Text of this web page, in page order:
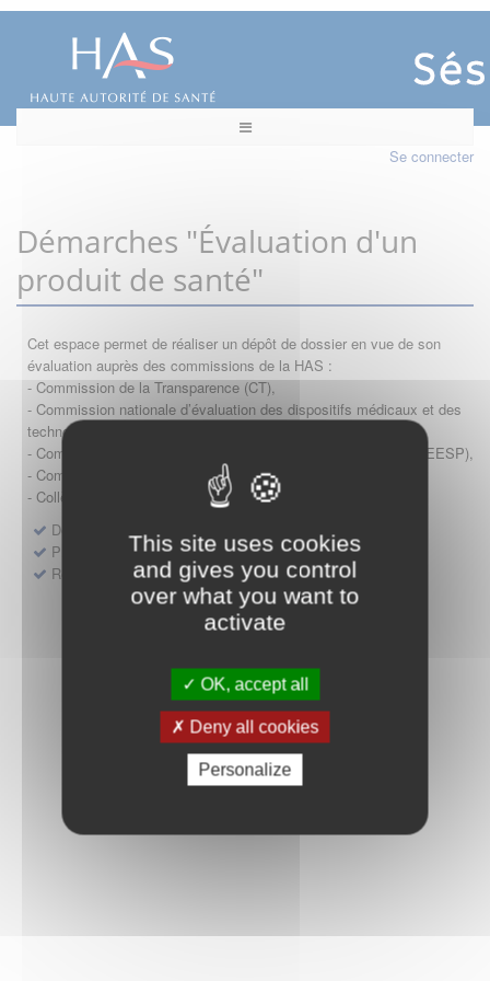
This site uses cookies
and gives you control
over what you want to
activate
OK, accept all
Deny all cookies
Personalize
Se connecter
Démarches "Évaluation d'un
produit de santé"
Cet espace permet de réaliser un dépôt de dossier en vue de son
évaluation auprès des commissions de la HAS :
- Commission de la Transparence (CT),
- Commission nationale d’évaluation des dispositifs médicaux et des
technologies de santé (CNEDiMTS),
- Commission d'évaluation économique et de santé publique (CEESP),
- Commission technique des vaccinations (CTV)
- Collège HAS (Forfait innovation : DM, DM-DIV, actes)
Dépôt d'un dossier pour un produit de santé
Protocoles d'études post-inscription
Rencontres précoces